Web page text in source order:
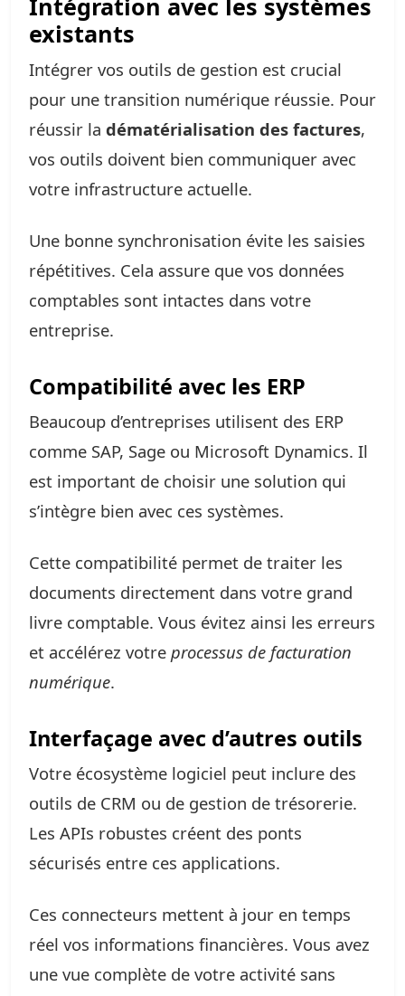
Intégration avec les systèmes
existants
Intégrer vos outils de gestion est crucial
pour une transition numérique réussie. Pour
réussir la dématérialisation des factures,
vos outils doivent bien communiquer avec
votre infrastructure actuelle.
Une bonne synchronisation évite les saisies
répétitives. Cela assure que vos données
comptables sont intactes dans votre
entreprise.
Compatibilité avec les ERP
Beaucoup d’entreprises utilisent des ERP
comme SAP, Sage ou Microsoft Dynamics. Il
est important de choisir une solution qui
s’intègre bien avec ces systèmes.
Cette compatibilité permet de traiter les
documents directement dans votre grand
livre comptable. Vous évitez ainsi les erreurs
et accélérez votre processus de facturation
numérique.
Interfaçage avec d’autres outils
Votre écosystème logiciel peut inclure des
outils de CRM ou de gestion de trésorerie.
Les APIs robustes créent des ponts
sécurisés entre ces applications.
Ces connecteurs mettent à jour en temps
réel vos informations financières. Vous avez
une vue complète de votre activité sans